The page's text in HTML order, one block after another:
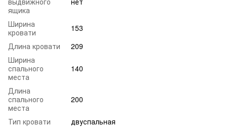
ящика
Ширина
кровати
153
Длина кровати
209
Ширина
спального
места
140
Длина
спального
места
200
Тип кровати
двуспальная